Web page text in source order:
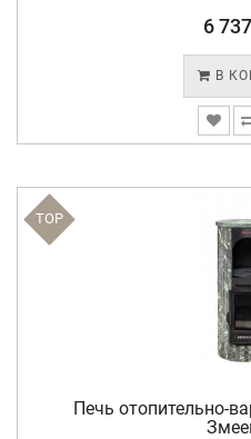
6
В
TOP
Печь отопительно-